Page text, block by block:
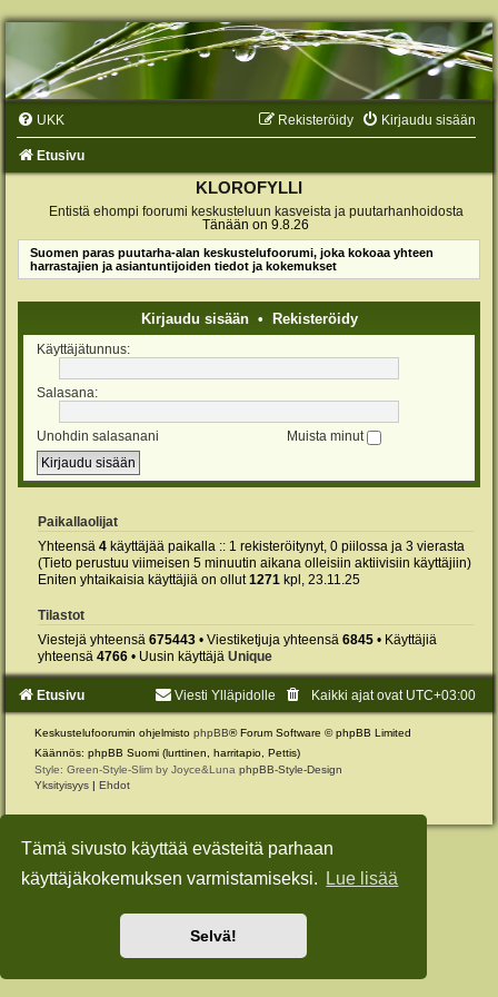
Tämä sivusto käyttää evästeitä parhaan
käyttäjäkokemuksen varmistamiseksi.
Lue lisää
Selvä!
UKK Kirjaudu sisään
Rekisteröidy
Etusivu
KLOROFYLLI
Entistä ehompi foorumi keskusteluun kasveista ja puutarhanhoidosta
Tänään on 9.8.26
Suomen paras puutarha-alan keskustelufoorumi, joka kokoaa yhteen
harrastajien ja asiantuntijoiden tiedot ja kokemukset
Kirjaudu sisään• Rekisteröidy
Käyttäjätunnus:
Salasana:
Unohdin salasanani Muista minut
Paikallaolijat
Yhteensä 4 käyttäjää paikalla :: 1 rekisteröitynyt, 0 piilossa ja 3 vierasta
(Tieto perustuu viimeisen 5 minuutin aikana olleisiin aktiivisiin käyttäjiin)
Eniten yhtaikaisia käyttäjiä on ollut1271 kpl, 23.11.25
Tilastot
Viestejä yhteensä 675443 • Viestiketjuja yhteensä 6845 • Käyttäjiä
yhteensä 4766 • Uusin käyttäjä Unique
Etusivu Kaikki ajat ovat UTC+03:00
Viesti Ylläpidolle
Keskustelufoorumin ohjelmisto phpBB® Forum Software © phpBB Limited
Käännös: phpBB Suomi (lurttinen, harritapio, Pettis)
Style: Green-Style-Slim by Joyce&Luna phpBB-Style-Design
Yksityisyys | Ehdot